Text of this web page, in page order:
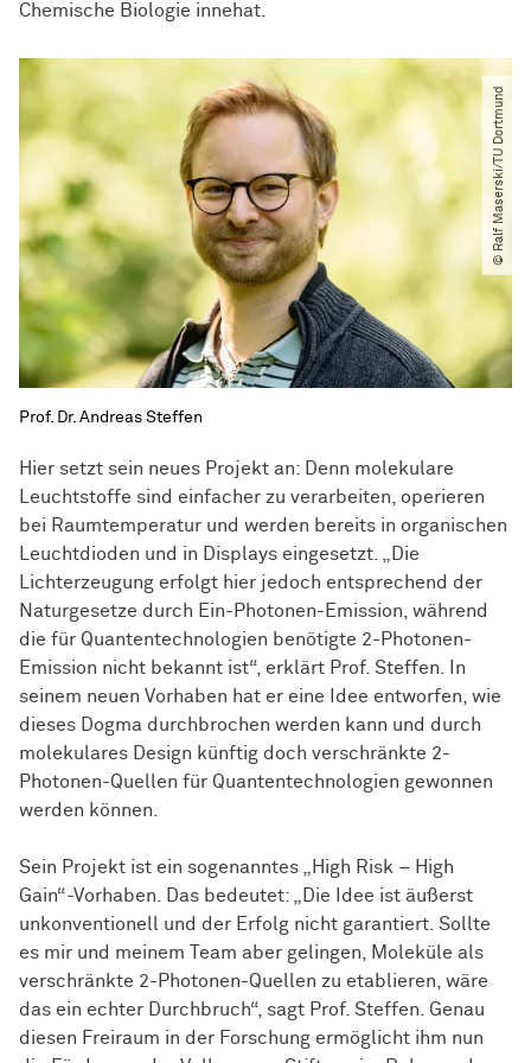
Chemische Biologie innehat.
© Ralf Maserski​/​TU Dortmund
Prof. Dr. Andreas Steffen
Hier setzt sein neues Projekt an: Denn molekulare
Leuchtstoffe sind einfacher zu verarbeiten, operieren
bei Raumtemperatur und werden bereits in organischen
Leuchtdioden und in Displays eingesetzt. „Die
Lichterzeugung erfolgt hier jedoch entsprechend der
Naturgesetze durch Ein-Photonen-Emission, während
die für Quantentechnologien benötigte 2-Photonen-
Emission nicht bekannt ist“, erklärt Prof. Steffen. In
seinem neuen Vorhaben hat er eine Idee entworfen, wie
dieses Dogma durchbrochen werden kann und durch
molekulares Design künftig doch verschränkte 2-
Photonen-Quellen für Quantentechnologien gewonnen
werden können.
Sein Projekt ist ein sogenanntes „High Risk – High
Gain“-Vorhaben. Das bedeutet: „Die Idee ist äußerst
unkonventionell und der Erfolg nicht garantiert. Sollte
es mir und meinem Team aber gelingen, Moleküle als
verschränkte 2-Photonen-Quellen zu etablieren, wäre
das ein echter Durchbruch“, sagt Prof. Steffen. Genau
diesen Freiraum in der Forschung ermöglicht ihm nun